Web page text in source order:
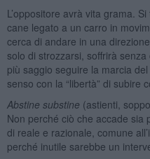
L’oppositore avrà vita grama.
cane legato a un carro in
cerca di andare in una
solo di strozzarsi, soffrirà
più saggio seguire la marcia
senso con la “libertà” di subire
Abstine substine (astienti,
Non perché ciò che accade sia
di reale e razionale, comune
perché inutile sarebbe un